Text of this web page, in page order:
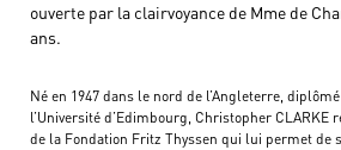
ouverte par la clairvoyance de Mme de
ans.
Né en 1947 dans le nord de l’Angleterre,
l’Université d’Edimbourg, Christopher CLARKE
de la Fondation Fritz Thyssen qui lui permet de